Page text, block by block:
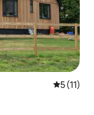
5 (11)